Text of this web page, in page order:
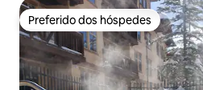
Preferido dos hóspedes
Preferido dos hóspedes